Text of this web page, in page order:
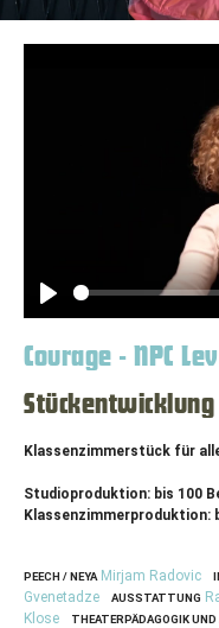
Play
Courage - NPC
Stückentwicklung
Klassenzimmerstück für
Studioproduktion: bis 100
Klassenzimmerproduktion:
PEECH / NEYA Mirjam Radovic
Gvenetadze
AUSSTATTUNG
Klose
THEATERPÄDAGOGIK